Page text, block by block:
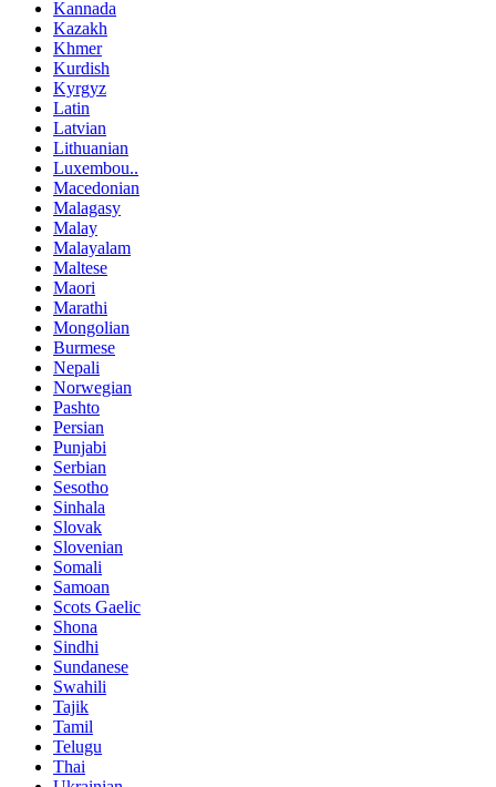
Kannada
Kazakh
Khmer
Kurdish
Kyrgyz
Latin
Latvian
Lithuanian
Luxembou..
Macedonian
Malagasy
Malay
Malayalam
Maltese
Maori
Marathi
Mongolian
Burmese
Nepali
Norwegian
Pashto
Persian
Punjabi
Serbian
Sesotho
Sinhala
Slovak
Slovenian
Somali
Samoan
Scots Gaelic
Shona
Sindhi
Sundanese
Swahili
Tajik
Tamil
Telugu
Thai